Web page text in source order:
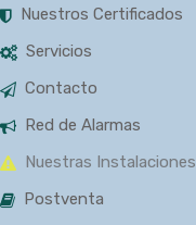
Nuestros Certificados
Servicios
Contacto
Red de Alarmas
Nuestras Instalaciones
Postventa